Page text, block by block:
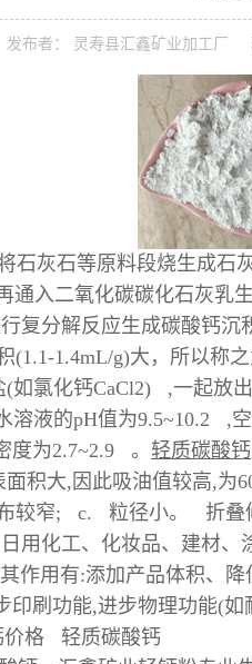
发布者： 灵寿县汇鑫矿业加工厂
石灰石等原料段烧生成石
通入二氧化碳碳化石灰乳
复分解反应生成碳酸钙
(1.1-1.4mL/g)大，所以
(如氯化钙CaCl2) ,一起
溶液的pH值为9.5~10.2
度为2.7~2.9 。 轻质碳酸钙
面积大,因此吸油值较高,
较窄; c. 粒径小。 折叠
用化工、化妆品、建材
作用有:添加产品体积、
印刷功能,进步物理功
价格 轻质碳酸钙